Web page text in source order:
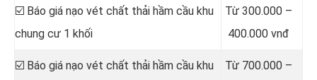
☑️ Báo giá nạo vét chất thải hầm cầu khu
chung cư 1 khối
Từ 300.000 –
400.000 vnđ
☑️ Báo giá nạo vét chất thải hầm cầu khu
Từ 700.000 –